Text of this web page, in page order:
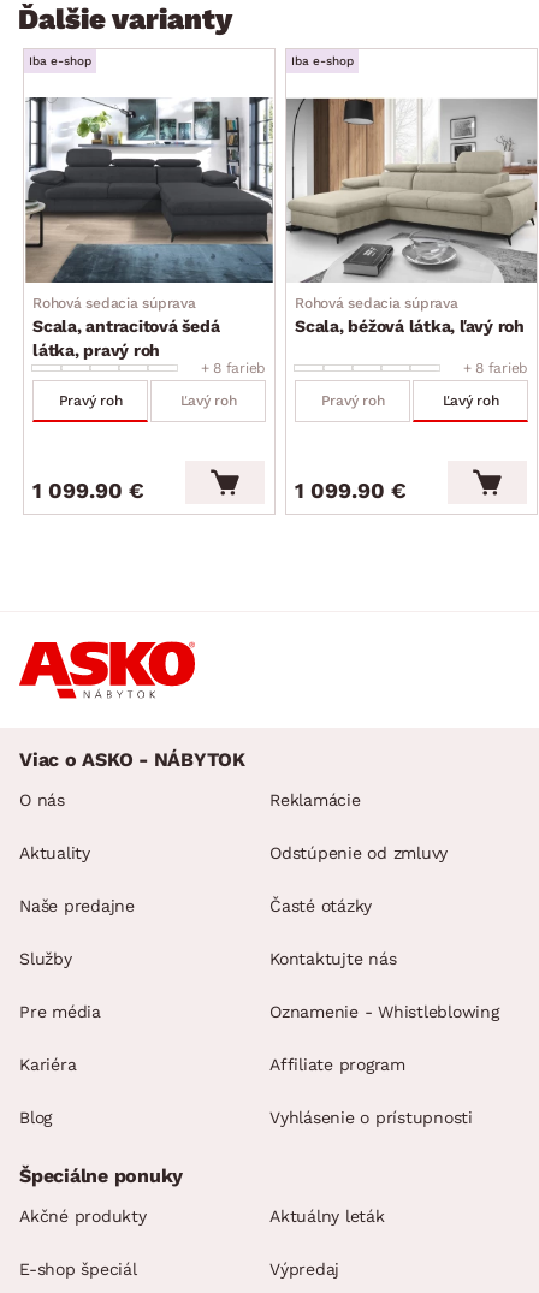
vrátane potiahnutia zadnej časti (možné umiestnenie aj
rohový pôdorys – ľavý roh (otoman umiestnený vľavo)
zaoblené tvary
ľavá/pravá bočná podrúčka (zaoblená, mäkko
vypolstrovaná)
sedák: stredne mäkký, priestranný
operadlo: stredne mäkké, komfortné vypolstrovanie
bedrovej oblasti
polohovania (nastavenie ľubovoľnej polohy – celkom
8 polôh, opierky zaistia komfortné opretie hornej časti
chrbta a vďaka možnosti nastavenia ich sklonu si tak
môžete prispôsobiť štýl sedenia podľa Vašej individuálnej
potreby)
výška sedu: 42 cm/hĺbka sedu: 60 cm
nohy: kov, čierne, výška 10 cm (možné využiť robotický
potiahnutá látkou)
úložný priestor (pod otomanom, vyklápacia kovová
konštrukcia)
dodávané v čiastočnom demonte
Ďalšie varianty
Iba e-shop
Rohová sedacia súprava
Scala, antracitová šedá
látka, pravý roh
+ 8 farieb
Pravý roh
Ľavý roh
1 099.90 €
Iba e-shop
Rohová sedacia súprava
Scala, béžová látka, ľavý roh
+ 8 farieb
Pravý roh
Ľavý roh
1 099.90 €
Viac o ASKO - NÁBYTOK
O nás
Aktuality
Naše predajne
Služby
Pre média
Kariéra
Blog
Reklamácie
Odstúpenie od zmluvy
Časté otázky
Kontaktujte nás
Oznamenie - Whistleblowing
Affiliate program
Vyhlásenie o prístupnosti
Špeciálne ponuky
Akčné produkty Aktuálny leták
E-shop špeciál Výpredaj